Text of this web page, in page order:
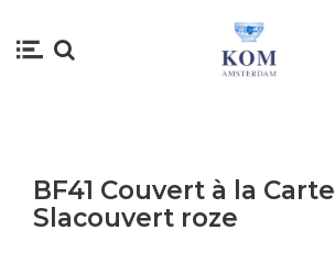
BF41 Couvert à la Carte
Slacouvert roze